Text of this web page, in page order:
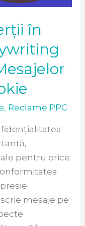
în
, Reclame PPC
pentru orice
mesaje pe